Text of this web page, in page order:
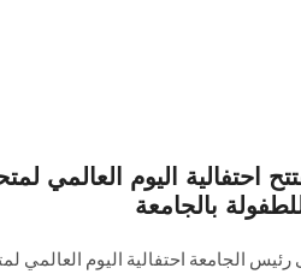
احتفالية اليوم العالمي
بالجامعة
رئيس الجامعة احتفالية اليوم العالمي